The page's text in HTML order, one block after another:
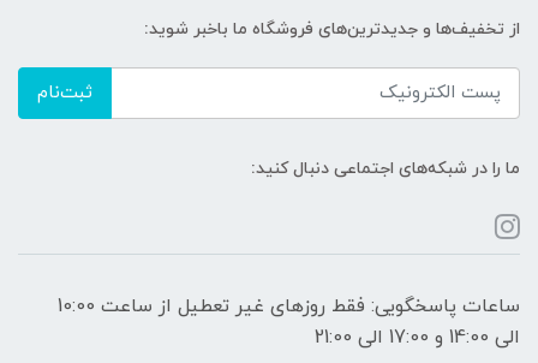
از تخفیف‌ها و جدیدترین‌های فروشگاه ما باخبر شوید:
ثبت‌نام
ما را در شبکه‌های اجتماعی دنبال کنید:
ساعات پاسخگویی: فقط روزهای غیر تعطیل از ساعت 10:00
الی 14:00 و 17:00 الی 21:00